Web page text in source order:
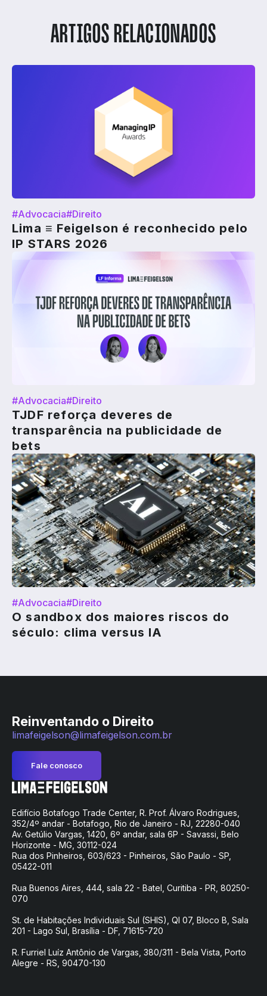
ARTIGOS RELACIONADOS
#Advocacia#Direito
Lima ≡ Feigelson é reconhecido pelo
IP STARS 2026
#Advocacia#Direito
TJDF reforça deveres de
transparência na publicidade de
bets
#Advocacia#Direito
O sandbox dos maiores riscos do
século: clima versus IA
Reinventando o Direito
limafeigelson@limafeigelson.com.br
Fale conosco
Edifício Botafogo Trade Center, R. Prof. Álvaro Rodrigues,
352/4º andar - Botafogo, Rio de Janeiro - RJ, 22280-040
Av. Getúlio Vargas, 1420, 6º andar, sala 6P - Savassi, Belo
Horizonte - MG, 30112-024
Rua dos Pinheiros, 603/623 - Pinheiros, São Paulo - SP,
05422-011
Rua Buenos Aires, 444, sala 22 - Batel, Curitiba - PR, 80250-
070
St. de Habitações Individuais Sul (SHIS), QI 07, Bloco B, Sala
201 - Lago Sul, Brasília - DF, 71615-720
R. Furriel Luíz Antônio de Vargas, 380/311 - Bela Vista, Porto
Alegre - RS, 90470-130